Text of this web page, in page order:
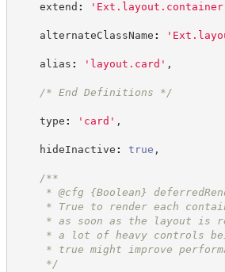
extend : '
alternateClassName : '
alias : ' layout.card ' ,
/* End Definitions */
type : ' card ' ,
hideInactive : true ,
/**
* @cfg {Boolean}
* True to render each
* as soon as the layout is
* a lot of heavy controls
* true might improve
*/